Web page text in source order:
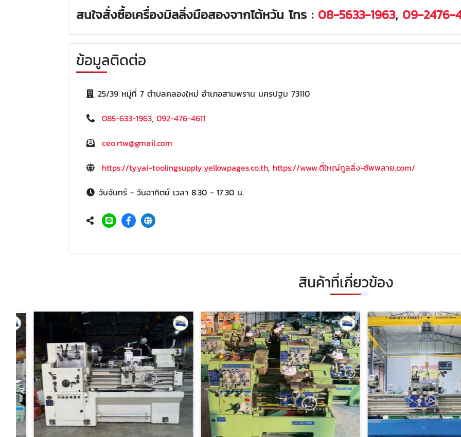
สนใจสั่งซื้อเครื่องมิลลิ่งมือสองจากไต้หวัน โทร : 08-5633-1963, 09-2476-
ข้อมูลติดต่อ
25/39 หมู่ที่ 7 ตำบลคลองใหม่ อำเภอสามพราน นครปฐม 73110
085-633-1963, 092-476-4611
ceo.rtw@gmail.com
https://tyyai-toolingsupply.yellowpages.co.th, https://www.ตี๋ใหญ่ทูลลิ่ง-ซัพพลาย.com/
วันจันทร์ - วันอาทิตย์ เวลา 8.30 - 17.30 น.
สินค้าที่เกี่ยวข้อง